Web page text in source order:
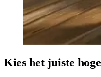
Kies het juiste